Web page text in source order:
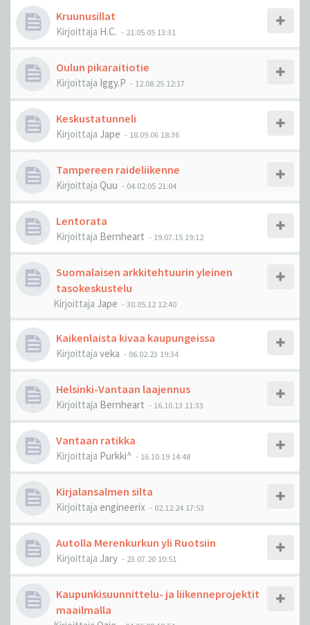
Kruunusillat
Kirjoittaja H.C. - 21.05.05 13:31
Oulun pikaraitiotie
Kirjoittaja Iggy.P - 12.08.25 12:17
Keskustatunneli
Kirjoittaja Jape - 18.09.06 18:36
Tampereen raideliikenne
Kirjoittaja Quu - 04.02.05 21:04
Lentorata
Kirjoittaja Bernheart - 19.07.15 19:12
Suomalaisen arkkitehtuurin yleinen
tasokeskustelu
Kirjoittaja Jape -30.05.12 12:40
Kaikenlaista kivaa kaupungeissa
Kirjoittaja veka - 06.02.23 19:34
Helsinki-Vantaan laajennus
Kirjoittaja Bernheart - 16.10.13 11:33
Vantaan ratikka
Kirjoittaja Purkki^ - 16.10.19 14:48
Kirjalansalmen silta
Kirjoittaja engineerix - 02.12.24 17:53
Autolla Merenkurkun yli Ruotsiin
Kirjoittaja Jary - 23.07.20 10:51
Kaupunkisuunnittelu- ja liikenneprojektit
maailmalla